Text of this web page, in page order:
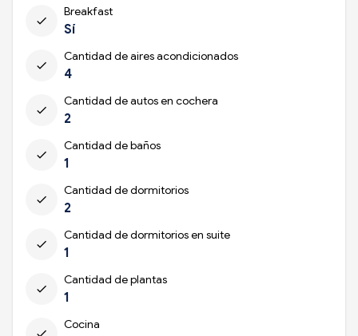
check
Breakfast
Sí
check
Cantidad de aires acondicionados
4
check
Cantidad de autos en cochera
2
check
Cantidad de baños
1
check
Cantidad de dormitorios
2
check
Cantidad de dormitorios en suite
1
check
Cantidad de plantas
1
check
Cocina